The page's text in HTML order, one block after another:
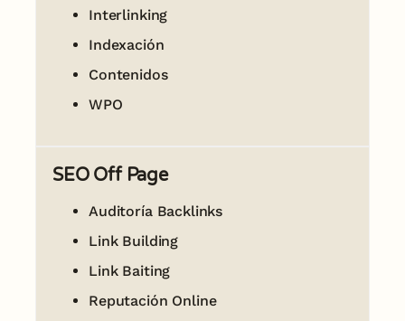
Interlinking
Indexación
Contenidos
WPO
SEO Off Page
Auditoría Backlinks
Link Building
Link Baiting
Reputación Online